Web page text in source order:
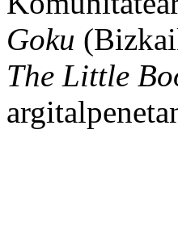
Goku
The Little